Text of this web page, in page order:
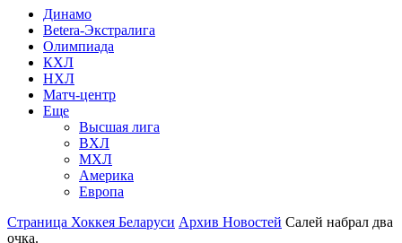
Динамо
Betera-Экстралига
Олимпиада
КХЛ
НХЛ
Матч-центр
Еще
Высшая лига
ВХЛ
МХЛ
Америка
Европа
Страница Хоккея Беларуси Архив Новостей Салей набрал два
очка.